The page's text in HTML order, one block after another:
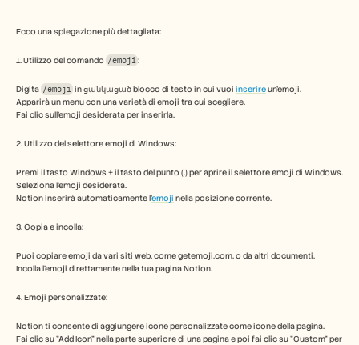
Ecco una spiegazione più dettagliata:
1. Utilizzo del comando /emoji:
Digita /emoji in ցանկացած blocco di testo in cui vuoi inserire un'emoji.
Apparirà un menu con una varietà di emoji tra cui scegliere.
Fai clic sull'emoji desiderata per inserirla.
2. Utilizzo del selettore emoji di Windows:
Premi il tasto Windows + il tasto del punto (.) per aprire il selettore emoji di Windows.
Seleziona l'emoji desiderata.
Notion inserirà automaticamente l'emoji nella posizione corrente.
3. Copia e incolla:
Puoi copiare emoji da vari siti web, come getemoji.com, o da altri documenti.
Incolla l'emoji direttamente nella tua pagina Notion.
4. Emoji personalizzate:
Notion ti consente di aggiungere icone personalizzate come icone della pagina.
Fai clic su "Add Icon" nella parte superiore di una pagina e poi fai clic su "Custom" per
Prezzi
Domande frequenti
Programma Partner
Gestione del cambiamento
Abilitazione alle vendite
Marketing di prodotto
Formazione
See more